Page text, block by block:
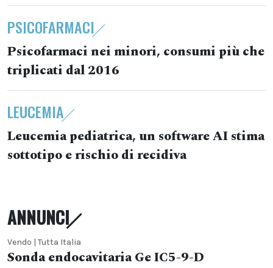
PSICOFARMACI
Psicofarmaci nei minori, consumi più che
triplicati dal 2016
LEUCEMIA
Leucemia pediatrica, un software AI stima
sottotipo e rischio di recidiva
ANNUNCI
Vendo | Tutta Italia
Sonda endocavitaria Ge IC5-9-D